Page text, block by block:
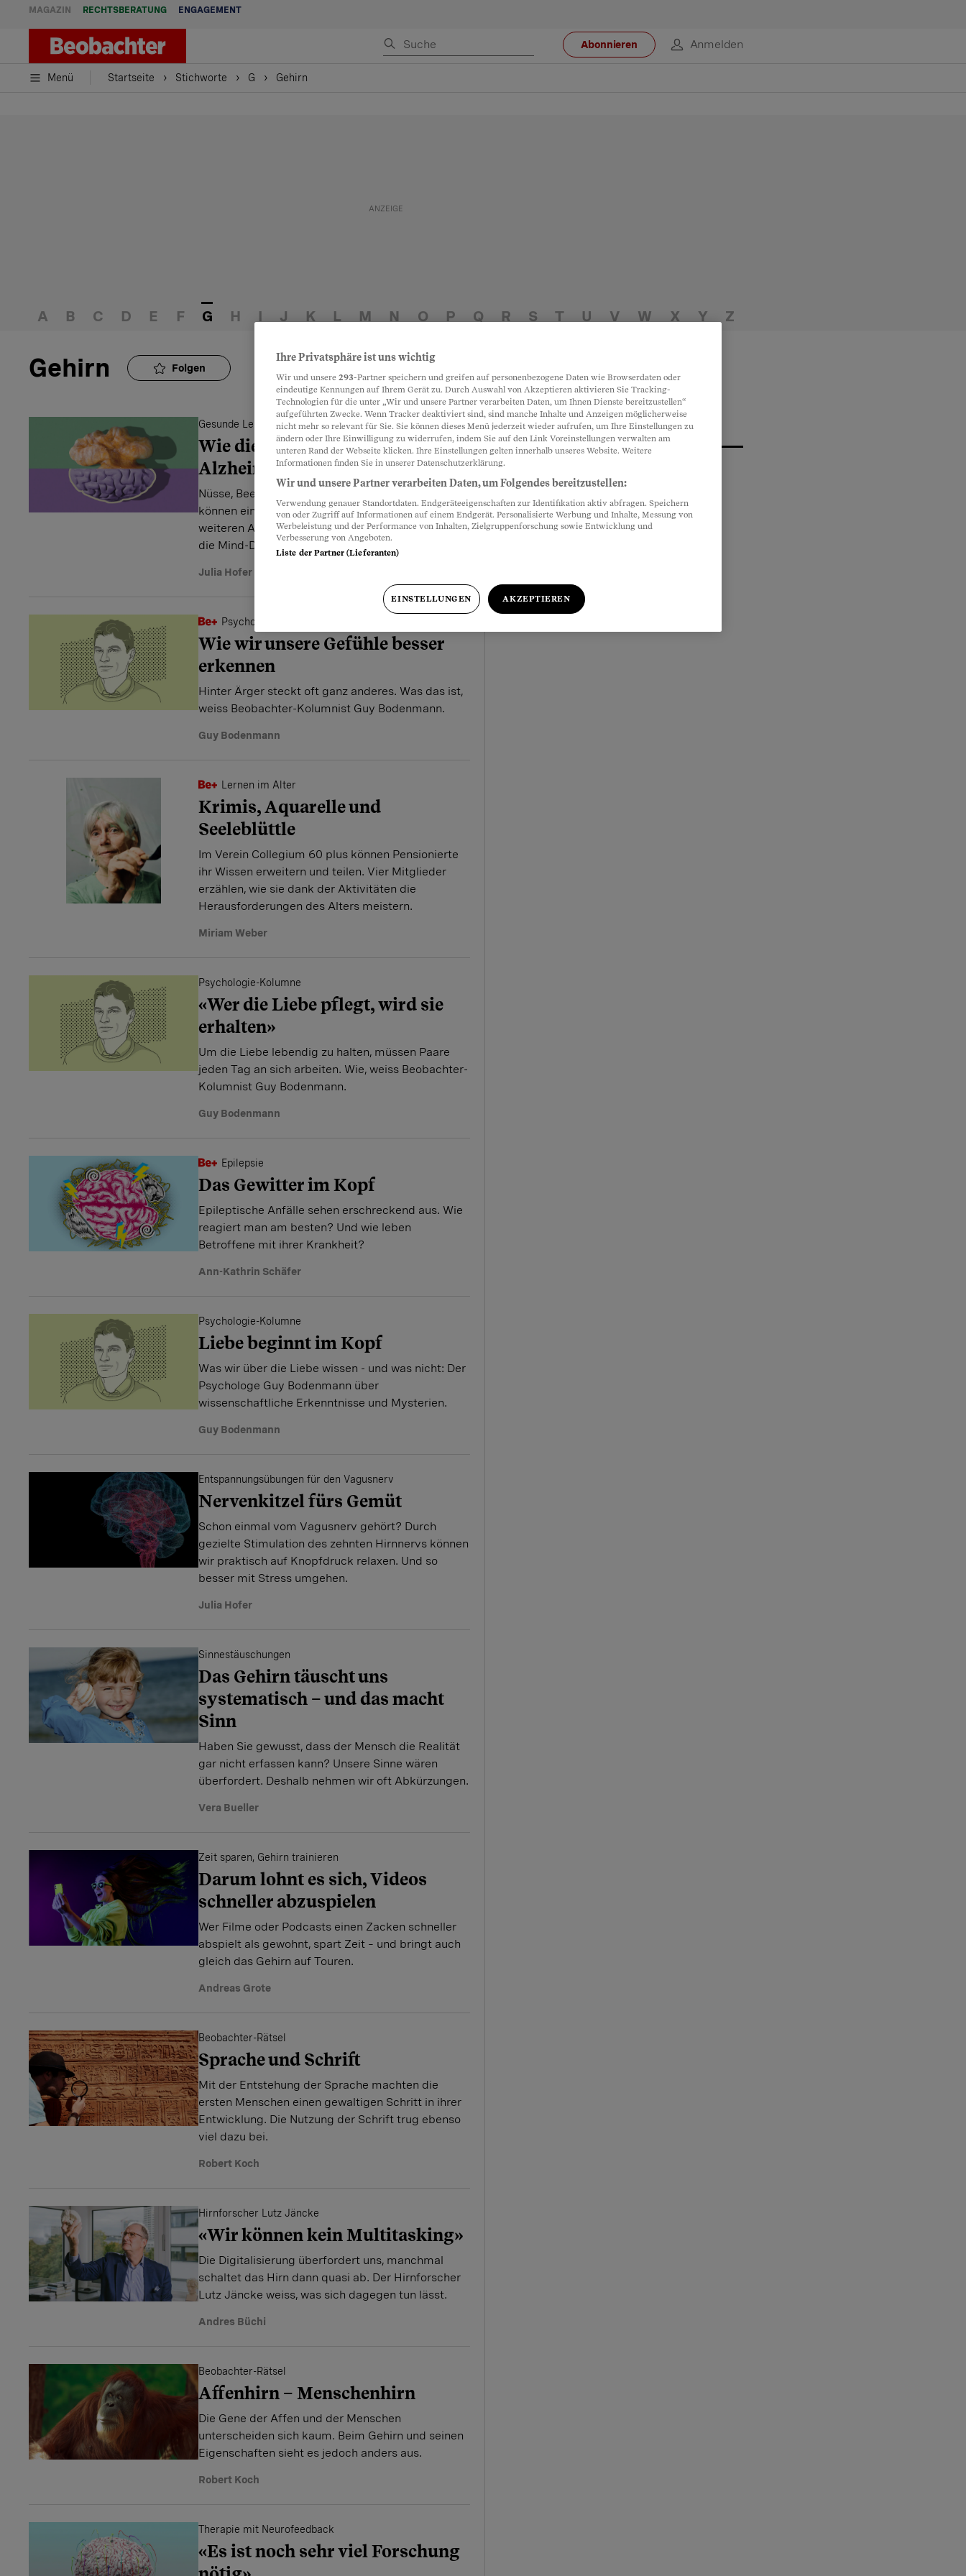
MAGAZIN RECHTSBERATUNG ENGAGEMENT
Abonnieren Anmelden
Menü Startseite Stichworte G Gehirn
A B C D E F G H I J K L M N O P Q R S T U V W X Y Z
Gehirn Folgen
Gesunde Lebensmittel fürs Gehirn
Wie die Mind-Diät das Risiko für
Alzheimer halbieren kann
Nüsse, Beeren, Gemüse: Diese Lebensmittel
können einer Demenz vorbeugen – und Schutz vor
weiteren Alterskrankheiten bieten. So funktioniert
die Mind-Diät.
Julia Hofer
Psychologie-Kolumne
Wie wir unsere Gefühle besser
erkennen
Hinter Ärger steckt oft ganz anderes. Was das ist,
weiss Beobachter-Kolumnist Guy Bodenmann.
Guy Bodenmann
Lernen im Alter
Krimis, Aquarelle und
Seeleblüttle
Im Verein Collegium 60 plus können Pensionierte
ihr Wissen erweitern und teilen. Vier Mitglieder
erzählen, wie sie dank der Aktivitäten die
Herausforderungen des Alters meistern.
Miriam Weber
Psychologie-Kolumne
«Wer die Liebe pflegt, wird sie
erhalten»
Um die Liebe lebendig zu halten, müssen Paare
jeden Tag an sich arbeiten. Wie, weiss Beobachter-
Kolumnist Guy Bodenmann.
Guy Bodenmann
Epilepsie
Das Gewitter im Kopf
Epileptische Anfälle sehen erschreckend aus. Wie
reagiert man am besten? Und wie leben
Betroffene mit ihrer Krankheit?
Ann-Kathrin Schäfer
Psychologie-Kolumne
Liebe beginnt im Kopf
Was wir über die Liebe wissen - und was nicht: Der
Psychologe Guy Bodenmann über
wissenschaftliche Erkenntnisse und Mysterien.
Guy Bodenmann
Entspannungsübungen für den Vagusnerv
Nervenkitzel fürs Gemüt
Schon einmal vom Vagusnerv gehört? Durch
gezielte Stimulation des zehnten Hirnnervs können
wir praktisch auf Knopfdruck relaxen. Und so
besser mit Stress umgehen.
Julia Hofer
Sinnestäuschungen
Das Gehirn täuscht uns
systematisch – und das macht
Sinn
Haben Sie gewusst, dass der Mensch die Realität
gar nicht erfassen kann? Unsere Sinne wären
überfordert. Deshalb nehmen wir oft Abkürzungen.
Vera Bueller
Zeit sparen, Gehirn trainieren
Darum lohnt es sich, Videos
schneller abzuspielen
Wer Filme oder Podcasts einen Zacken schneller
abspielt als gewohnt, spart Zeit – und bringt auch
gleich das Gehirn auf Touren.
Andreas Grote
Beobachter-Rätsel
Sprache und Schrift
Mit der Entstehung der Sprache machten die
ersten Menschen einen gewaltigen Schritt in ihrer
Entwicklung. Die Nutzung der Schrift trug ebenso
viel dazu bei.
Robert Koch
Hirnforscher Lutz Jäncke
«Wir können kein Multitasking»
Die Digitalisierung überfordert uns, manchmal
schaltet das Hirn dann quasi ab. Der Hirnforscher
Lutz Jäncke weiss, was sich dagegen tun lässt.
Andres Büchi
Beobachter-Rätsel
Affenhirn – Menschenhirn
Die Gene der Affen und der Menschen
unterscheiden sich kaum. Beim Gehirn und seinen
Eigenschaften sieht es jedoch anders aus.
Robert Koch
Therapie mit Neurofeedback
«Es ist noch sehr viel Forschung
Ihre Privatsphäre ist uns wichtig
Wir und unsere 293-Partner speichern und greifen auf personenbezogene Daten wie Browserdaten oder
eindeutige Kennungen auf Ihrem Gerät zu. Durch Auswahl von Akzeptieren aktivieren Sie Tracking-
Technologien für die unter „Wir und unsere Partner verarbeiten Daten, um Ihnen Dienste bereitzustellen“
aufgeführten Zwecke. Wenn Tracker deaktiviert sind, sind manche Inhalte und Anzeigen möglicherweise
nicht mehr so relevant für Sie. Sie können dieses Menü jederzeit wieder aufrufen, um Ihre Einstellungen zu
ändern oder Ihre Einwilligung zu widerrufen, indem Sie auf den Link Voreinstellungen verwalten am
unteren Rand der Webseite klicken. Ihre Einstellungen gelten innerhalb unseres Website. Weitere
Informationen finden Sie in unserer Datenschutzerklärung.
Wir und unsere Partner verarbeiten Daten, um Folgendes bereitzustellen:
Verwendung genauer Standortdaten. Endgeräteeigenschaften zur Identifikation aktiv abfragen. Speichern
von oder Zugriff auf Informationen auf einem Endgerät. Personalisierte Werbung und Inhalte, Messung von
Werbeleistung und der Performance von Inhalten, Zielgruppenforschung sowie Entwicklung und
Verbesserung von Angeboten.
Liste der Partner (Lieferanten)
EINSTELLUNGEN AKZEPTIEREN